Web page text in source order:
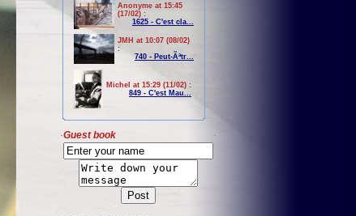
Anonyme at 15:45
(17/02) :
1625 - C'est cla...
JMH at 10:07 (08/02)
:
740 - Peut-Ãªtr...
Michel at 15:29 (11/02) :
849 - C'est Mau...
Guest book